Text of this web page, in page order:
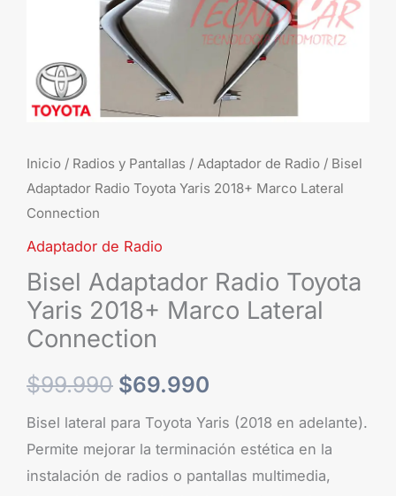
Inicio / Radios y Pantallas / Adaptador de Radio / Bisel
Adaptador Radio Toyota Yaris 2018+ Marco Lateral
Connection
Adaptador de Radio
Bisel Adaptador Radio Toyota
Yaris 2018+ Marco Lateral
Connection
$99.990 $69.990
Bisel lateral para Toyota Yaris (2018 en adelante).
Permite mejorar la terminación estética en la
instalación de radios o pantallas multimedia,